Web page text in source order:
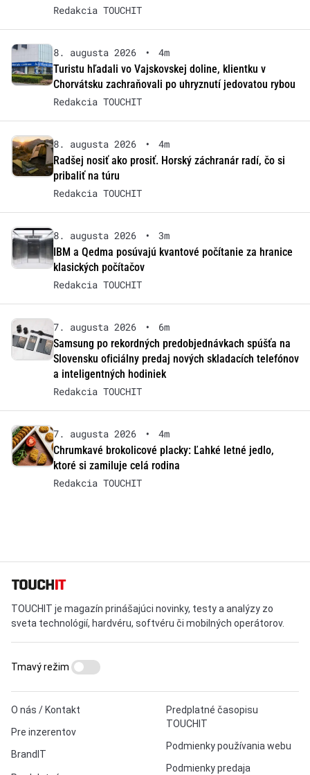
Redakcia TOUCHIT
8. augusta 2026 •
4m
Turistu hľadali vo Vajskovskej doline, klientku v
Chorvátsku zachraňovali po uhryznutí jedovatou rybou
Redakcia TOUCHIT
8. augusta 2026 •
4m
Radšej nosiť ako prosiť. Horský záchranár radí, čo si
pribaliť na túru
Redakcia TOUCHIT
8. augusta 2026 •
3m
IBM a Qedma posúvajú kvantové počítanie za hranice
klasických počítačov
Redakcia TOUCHIT
7. augusta 2026 •
6m
Samsung po rekordných predobjednávkach spúšťa na
Slovensku oficiálny predaj nových skladacích telefónov
a inteligentných hodiniek
Redakcia TOUCHIT
7. augusta 2026 •
4m
Chrumkavé brokolicové placky: Ľahké letné jedlo,
ktoré si zamiluje celá rodina
Redakcia TOUCHIT
TOUCHIT je magazín prinášajúci novinky, testy a analýzy zo
sveta technológií, hardvéru, softvéru či mobilných operátorov.
O nás / Kontakt
Pre inzerentov
BrandIT
Predplatné časopisu
TOUCHIT
Podmienky používania webu
Podmienky predaja
Tmavý režim